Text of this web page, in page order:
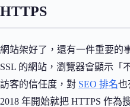
HTTPS
網站架好了，還有一件重要的
SSL 的網站，瀏覽器會顯示「
訪客的信任度，對 SEO 排名也
2018 年開始就把 HTTPS 作為